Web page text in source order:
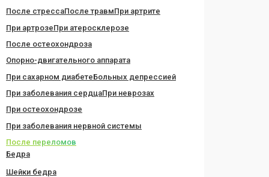
После стрессаПосле травмПри артрите
При артрозеПри атеросклерозе
После остеохондроза
Опорно-двигательного аппарата
При сахарном диабетеБольных депрессией
При заболевания сердцаПри неврозах
При остеохондрозе
При заболевания нервной системы
После переломов
Бедра
Шейки бедра